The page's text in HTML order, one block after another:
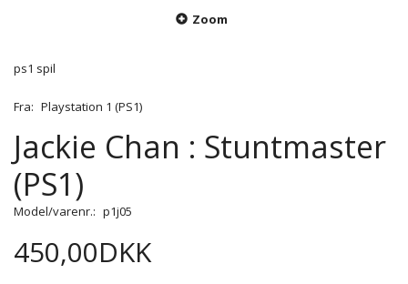
Zoom
ps1 spil
Fra: Playstation 1 (PS1)
Jackie Chan : Stuntmaster
(PS1)
Model/varenr.: p1j05
450,00DKK